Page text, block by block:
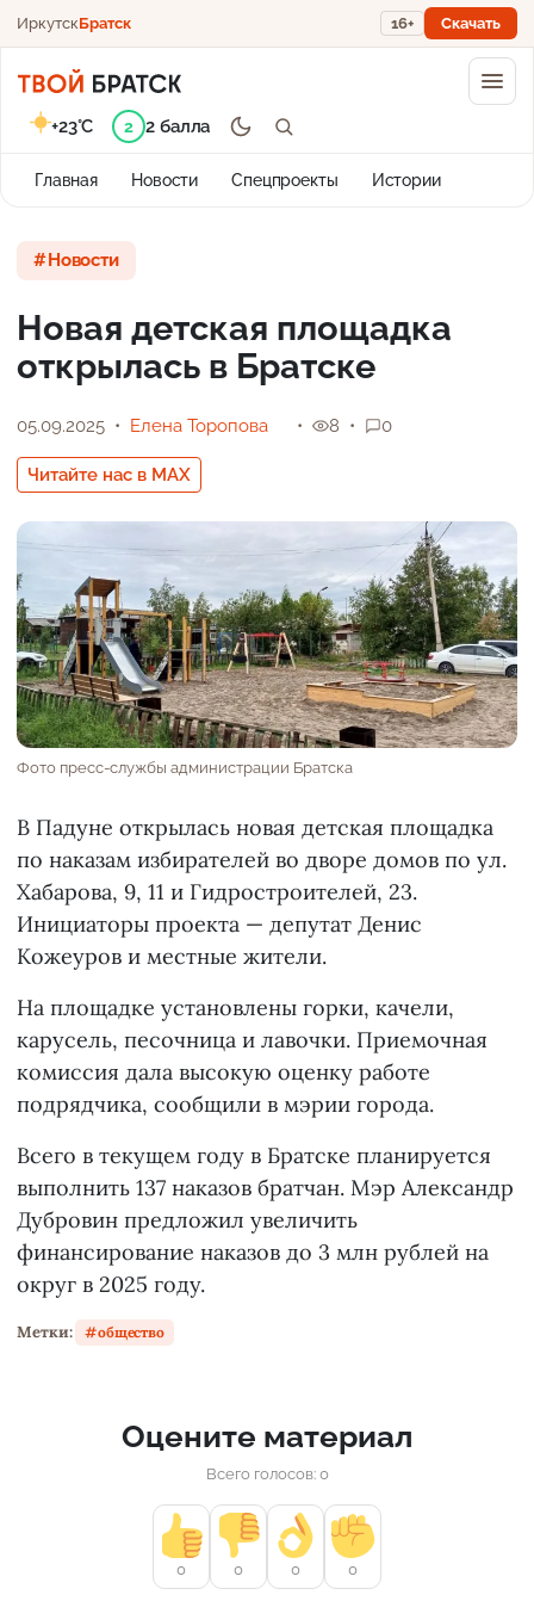
ИркутскБратск 16+ Скачать
Главная Новости Спецпроекты Истории
+23°C 2 2 балла
Новости
Новая детская площадка
открылась в Братске
05.09.2025 Елена Торопова
Читайте нас в MAX
8 0
Фото пресс-службы администрации Братска
В Падуне открылась новая детская площадка
по наказам избирателей во дворе домов по ул.
Хабарова, 9, 11 и Гидростроителей, 23.
Инициаторы проекта — депутат Денис
Кожеуров и местные жители.
На площадке установлены горки, качели,
карусель, песочница и лавочки. Приемочная
комиссия дала высокую оценку работе
подрядчика, сообщили в мэрии города.
Всего в текущем году в Братске планируется
выполнить 137 наказов братчан. Мэр Александр
Дубровин предложил увеличить
финансирование наказов до 3 млн рублей на
округ в 2025 году.
Метки: общество
Оцените материал
Всего голосов: 0
0 0 0 0